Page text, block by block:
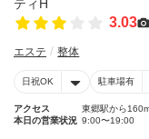
3.03
エステ 整体
日祝OK 駐車場有
アクセス
東郷駅から
本日の営業状況 9:00〜19:00